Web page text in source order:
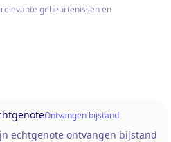
gebeurtenissen en
Ontvangen bijstand
echtgenote ontvangen bijstand